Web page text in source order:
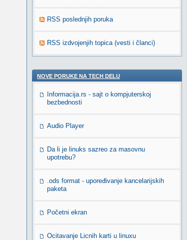
RSS poslednjih poruka
RSS izdvojenjih topica (vesti i članci)
NOVE PORUKE NA TECH DELU
Informacija.rs - sajt o kompjuterskoj
bezbednosti
Audio Player
Da li je linuks sazreo za masovnu
upotrebu?
.ods format - upoređivanje kancelarijskih
paketa
Početni ekran
Ocitavanje Licnih karti u linuxu